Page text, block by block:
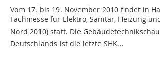
Vom 17. bis 19. November 2010 findet in
Fachmesse für Elektro, Sanitär, Heizung und
Nord 2010) statt. Die
Deutschlands ist die letzte SHK...